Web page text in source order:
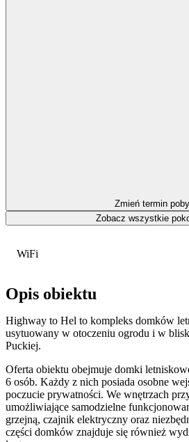
WiFi
Opis obiektu
Highway to Hel to kompleks domków
usytuowany w otoczeniu ogrodu i w
Puckiej.
Oferta obiektu obejmuje domki
6 osób. Każdy z nich posiada osobne
poczucie prywatności. We wnętrzach
umożliwiające samodzielne
grzejną, czajnik elektryczny oraz
części domków znajduje się również
Zmień termin
Zobacz wszystkie